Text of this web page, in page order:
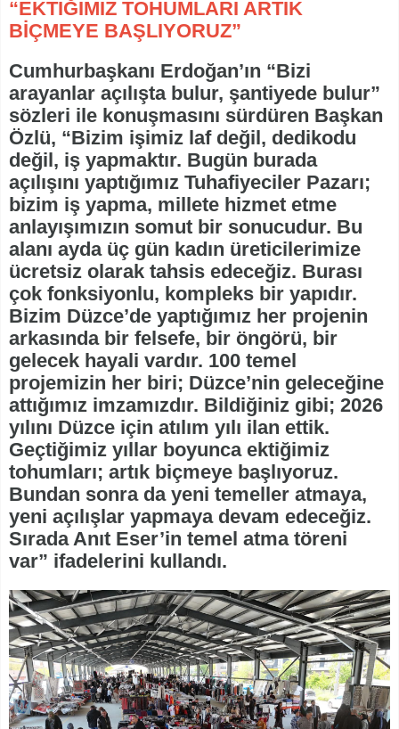
“EKTİĞİMİZ TOHUMLARI ARTIK
BİÇMEYE BAŞLIYORUZ”
Cumhurbaşkanı Erdoğan’ın “Bizi
arayanlar açılışta bulur, şantiyede bulur”
sözleri ile konuşmasını sürdüren Başkan
Özlü, “Bizim işimiz laf değil, dedikodu
değil, iş yapmaktır. Bugün burada
açılışını yaptığımız Tuhafiyeciler Pazarı;
bizim iş yapma, millete hizmet etme
anlayışımızın somut bir sonucudur. Bu
alanı ayda üç gün kadın üreticilerimize
ücretsiz olarak tahsis edeceğiz. Burası
çok fonksiyonlu, kompleks bir yapıdır.
Bizim Düzce’de yaptığımız her projenin
arkasında bir felsefe, bir öngörü, bir
gelecek hayali vardır. 100 temel
projemizin her biri; Düzce’nin geleceğine
attığımız imzamızdır. Bildiğiniz gibi; 2026
yılını Düzce için atılım yılı ilan ettik.
Geçtiğimiz yıllar boyunca ektiğimiz
tohumları; artık biçmeye başlıyoruz.
Bundan sonra da yeni temeller atmaya,
yeni açılışlar yapmaya devam edeceğiz.
Sırada Anıt Eser’in temel atma töreni
var” ifadelerini kullandı.